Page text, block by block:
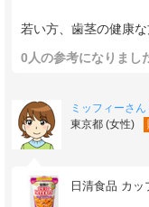
若い方、歯茎の健康
0人の参考になりまし
ミッフィーさん
東京都 (女性)
日清食品 カ